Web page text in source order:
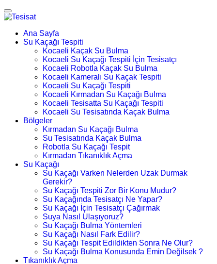
Ana Sayfa
Su Kaçağı Tespiti
Kocaeli Kaçak Su Bulma
Kocaeli Su Kaçağı Tespiti İçin Tesisatçı
Kocaeli Robotla Kaçak Su Bulma
Kocaeli Kameralı Su Kaçak Tespiti
Kocaeli Su Kaçağı Tespiti
Kocaeli Kırmadan Su Kaçağı Bulma
Kocaeli Tesisatta Su Kaçağı Tespiti
Kocaeli Su Tesisatında Kaçak Bulma
Bölgeler
Kırmadan Su Kaçağı Bulma
Su Tesisatında Kaçak Bulma
Robotla Su Kaçağı Tespit
Kırmadan Tıkanıklık Açma
Su Kaçağı
Su Kaçağı Varken Nelerden Uzak Durmak
Gerekir?
Su Kaçağı Tespiti Zor Bir Konu Mudur?
Su Kaçağında Tesisatçı Ne Yapar?
Su Kaçağı İçin Tesisatçı Çağırmak
Suya Nasıl Ulaşıyoruz?
Su Kaçağı Bulma Yöntemleri
Su Kaçağı Nasıl Fark Edilir?
Su Kaçağı Tespit Edildikten Sonra Ne Olur?
Su Kaçağı Bulma Konusunda Emin Değilsek ?
Tıkanıklık Açma